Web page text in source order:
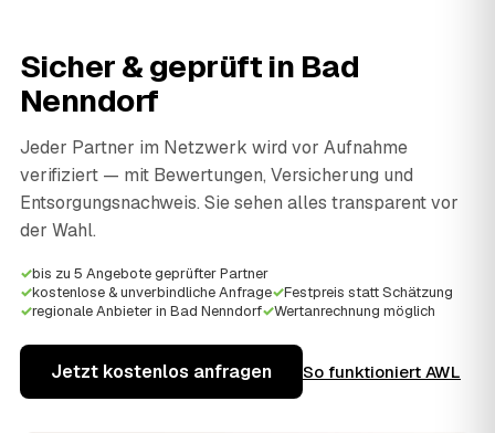
Sicher & geprüft in Bad
Nenndorf
Jeder Partner im Netzwerk wird vor Aufnahme
verifiziert — mit Bewertungen, Versicherung und
Entsorgungsnachweis. Sie sehen alles transparent vor
der Wahl.
✓bis zu 5 Angebote geprüfter Partner
✓kostenlose & unverbindliche Anfrage✓Festpreis statt Schätzung
✓regionale Anbieter in Bad Nenndorf✓Wertanrechnung möglich
Jetzt kostenlos anfragen So funktioniert AWL